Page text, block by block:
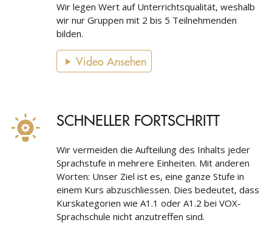
Wir legen Wert auf Unterrichtsqualität, weshalb
wir nur Gruppen mit 2 bis 5 Teilnehmenden
bilden.
Video Ansehen
SCHNELLER FORTSCHRITT
Wir vermeiden die Aufteilung des Inhalts jeder
Sprachstufe in mehrere Einheiten. Mit anderen
Worten: Unser Ziel ist es, eine ganze Stufe in
einem Kurs abzuschliessen. Dies bedeutet, dass
Kurskategorien wie A1.1 oder A1.2 bei VOX-
Sprachschule nicht anzutreffen sind.